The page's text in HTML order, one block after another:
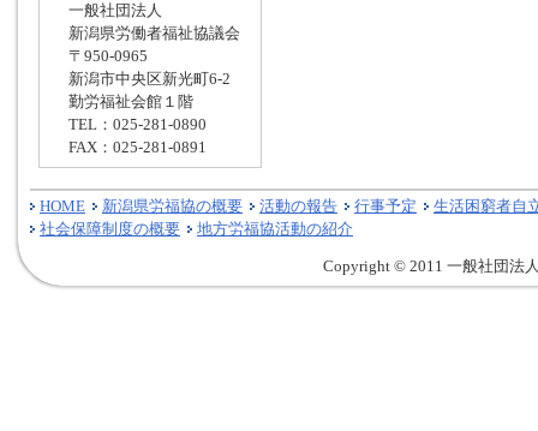
一般社団法人
新潟県労働者福祉協議会
〒950-0965
新潟市中央区新光町6-2
勤労福祉会館１階
TEL：025-281-0890
FAX：025-281-0891
HOME 新潟県労福協の概要 活動の報告 行事予定
生活困窮者自
社会保障制度の概要
地方労福協活動の紹介
Copyright © 2011 一般社団法